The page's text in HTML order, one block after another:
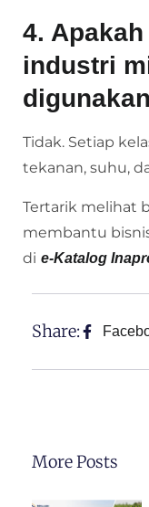
4.
industri
Tidak. Setiap
tekanan, suhu,
Tertarik melihat
membantu
di e-Katalog
Share:
More Posts